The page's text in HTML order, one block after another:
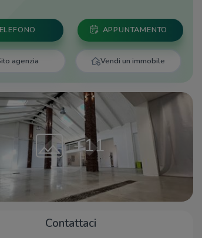
APPUNTAMENTO
agenzia Vendi un immobile
+11
Contattaci